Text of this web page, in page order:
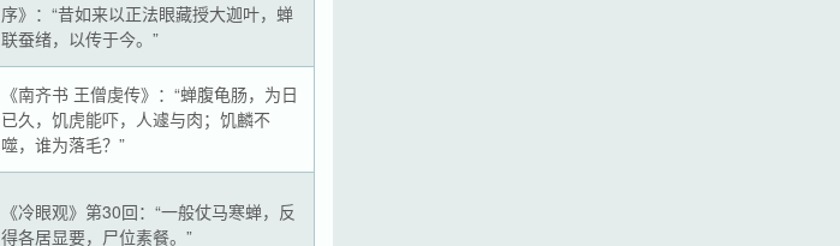
序》：“昔如来以正法眼藏授大迦叶，蝉
联蚕绪，以传于今。”
《南齐书 王僧虔传》：“蝉腹龟肠，为日
已久，饥虎能吓，人遽与肉；饥麟不
噬，谁为落毛？”
《冷眼观》第30回：“一般仗马寒蝉，反
得各居显要，尸位素餐。”